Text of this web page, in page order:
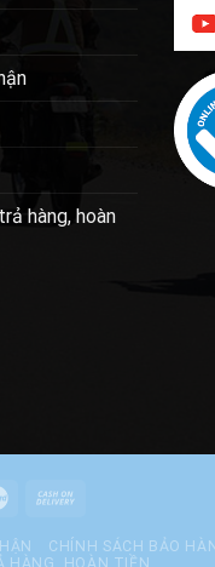
hàng, hoàn
CHÍNH SÁCH BẢO